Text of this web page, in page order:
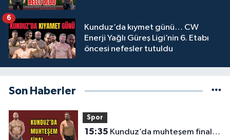
Kunduz’da kıymet günü… CW
Enerji Yağlı Güreş Ligi’nin 6. Etabı
öncesi nefesler tutuldu
6
Son Haberler
Spor
15:35